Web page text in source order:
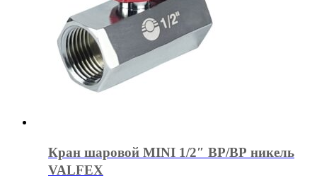
Кран шаровой MINI 1/2″ ВР/ВР никель
VALFEX